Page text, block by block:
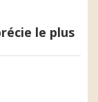
le plus